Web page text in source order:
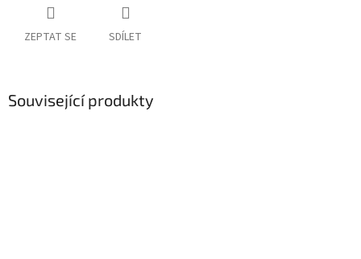
ZEPTAT SE SDÍLET
Související produkty